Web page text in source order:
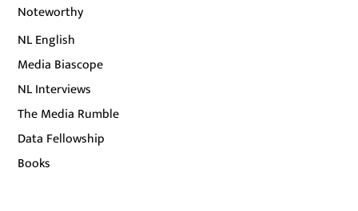
Noteworthy
NL English
Media Biascope
NL Interviews
The Media Rumble
Data Fellowship
Books